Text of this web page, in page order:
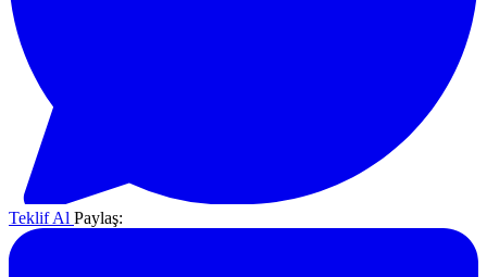
Teklif Al Paylaş: